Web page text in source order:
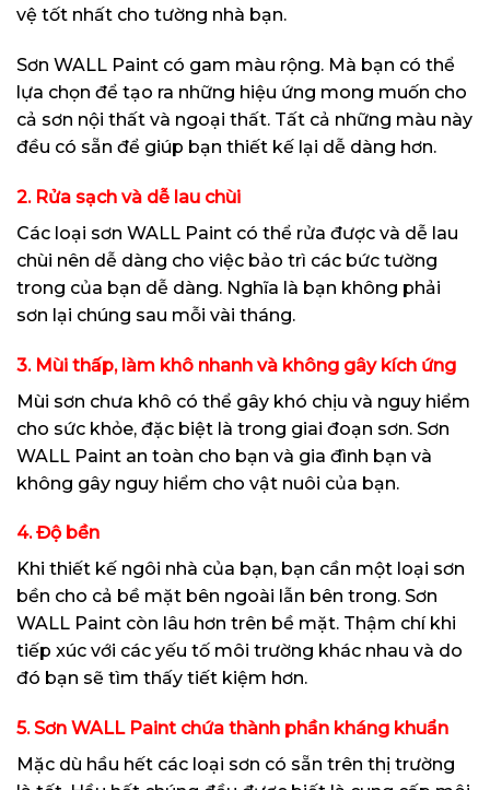
vệ tốt nhất cho tường nhà bạn.
Sơn WALL Paint có gam màu rộng. Mà bạn có thể
lựa chọn để tạo ra những hiệu ứng mong muốn cho
cả sơn nội thất và ngoại thất. Tất cả những màu này
đều có sẵn để giúp bạn thiết kế lại dễ dàng hơn.
2. Rửa sạch và dễ lau chùi
Các loại sơn WALL Paint có thể rửa được và dễ lau
chùi nên dễ dàng cho việc bảo trì các bức tường
trong của bạn dễ dàng. Nghĩa là bạn không phải
sơn lại chúng sau mỗi vài tháng.
3. Mùi thấp, làm khô nhanh và không gây kích ứng
Mùi sơn chưa khô có thể gây khó chịu và nguy hiểm
cho sức khỏe, đặc biệt là trong giai đoạn sơn. Sơn
WALL Paint an toàn cho bạn và gia đình bạn và
không gây nguy hiểm cho vật nuôi của bạn.
4. Độ bền
Khi thiết kế ngôi nhà của bạn, bạn cần một loại sơn
bền cho cả bề mặt bên ngoài lẫn bên trong. Sơn
WALL Paint còn lâu hơn trên bề mặt. Thậm chí khi
tiếp xúc với các yếu tố môi trường khác nhau và do
đó bạn sẽ tìm thấy tiết kiệm hơn.
5. Sơn WALL Paint chứa thành phần kháng khuẩn
Mặc dù hầu hết các loại sơn có sẵn trên thị trường